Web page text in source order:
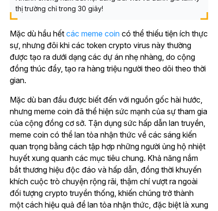
thị trường chỉ trong 30 giây!
Mặc dù hầu hết các meme coin có thể thiếu tiện ích thực
sự, nhưng đôi khi các token crypto virus này thường
được tạo ra dưới dạng các dự án nhẹ nhàng, do cộng
đồng thúc đẩy, tạo ra hàng triệu người theo dõi theo thời
gian.
Mặc dù ban đầu được biết đến với nguồn gốc hài hước,
nhưng meme coin đã thể hiện sức mạnh của sự tham gia
của cộng đồng cơ sở. Tận dụng sức hấp dẫn lan truyền,
meme coin có thể lan tỏa nhận thức về các sáng kiến
quan trọng bằng cách tập hợp những người ủng hộ nhiệt
huyết xung quanh các mục tiêu chung. Khả năng nắm
bắt thương hiệu độc đáo và hấp dẫn, đồng thời khuyến
khích cuộc trò chuyện rộng rãi, thậm chí vượt ra ngoài
đối tượng crypto truyền thống, khiến chúng trở thành
một cách hiệu quả để lan tỏa nhận thức, đặc biệt là xung